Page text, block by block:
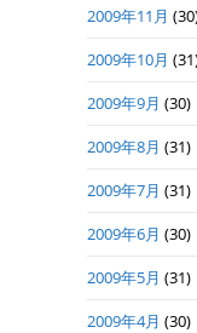
2009年11月
2009年10月
2009年9月 (30)
2009年8月 (31)
2009年7月 (31)
2009年6月 (30)
2009年5月 (31)
2009年4月 (30)